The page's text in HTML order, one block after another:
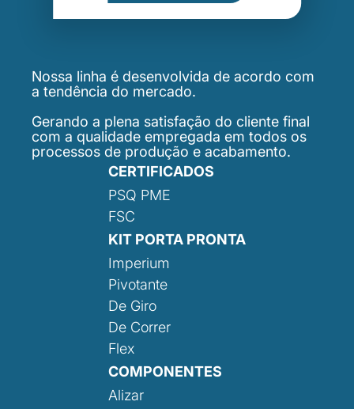
Nossa linha é desenvolvida de acordo com
a tendência do mercado.
Gerando a plena satisfação do cliente final
com a qualidade empregada em todos os
processos de produção e acabamento.
CERTIFICADOS
PSQ PME
FSC
KIT PORTA PRONTA
Imperium
Pivotante
De Giro
De Correr
Flex
COMPONENTES
Alizar